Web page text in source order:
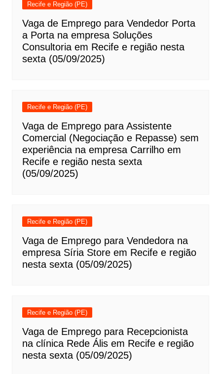
Recife e Região (PE)
Vaga de Emprego para Vendedor Porta
a Porta na empresa Soluções
Consultoria em Recife e região nesta
sexta (05/09/2025)
Recife e Região (PE)
Vaga de Emprego para Assistente
Comercial (Negociação e Repasse) sem
experiência na empresa Carrilho em
Recife e região nesta sexta
(05/09/2025)
Recife e Região (PE)
Vaga de Emprego para Vendedora na
empresa Síria Store em Recife e região
nesta sexta (05/09/2025)
Recife e Região (PE)
Vaga de Emprego para Recepcionista
na clínica Rede Ális em Recife e região
nesta sexta (05/09/2025)